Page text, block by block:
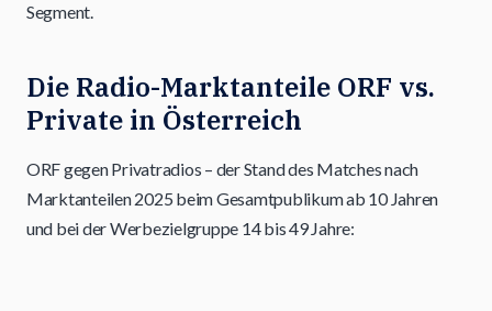
Segment.
Die Radio-Marktanteile ORF vs.
Private in Österreich
ORF gegen Privatradios – der Stand des Matches nach
Marktanteilen 2025 beim Gesamtpublikum ab 10 Jahren
und bei der Werbezielgruppe 14 bis 49 Jahre: